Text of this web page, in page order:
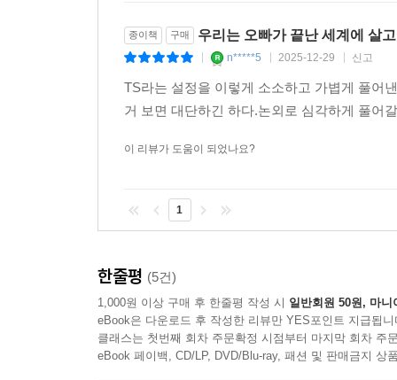
종이책 구매 우리는 오빠가 끝난 세계에 살
n*****5 2025-12-29 신고
TS라는 설정을 이렇게 소소하고 가볍게 풀어
거 보면 대단하긴 하다.논외로 심각하게 풀어
이 리뷰가 도움이 되었나요?
1
한줄평 (5건)
1,000원 이상 구매 후 한줄평 작성 시 일반회원 50원, 마니
eBook은 다운로드 후 작성한 리뷰만 YES포인트 지급됩니
클래스는 첫번째 회차 주문확정 시점부터 마지막 회차 주
eBook 페이백, CD/LP, DVD/Blu-ray, 패션 및 판매금지 상